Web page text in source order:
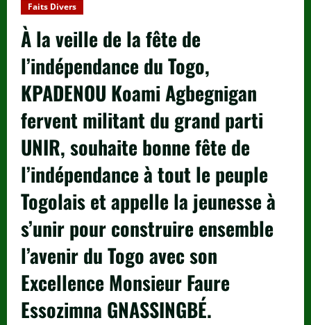
Faits Divers
À la veille de la fête de
l’indépendance du Togo,
KPADENOU Koami Agbegnigan
fervent militant du grand parti
UNIR, souhaite bonne fête de
l’indépendance à tout le peuple
Togolais et appelle la jeunesse à
s’unir pour construire ensemble
l’avenir du Togo avec son
Excellence Monsieur Faure
Essozimna GNASSINGBÉ.